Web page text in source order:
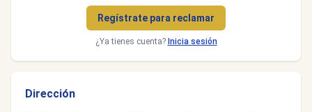
Regístrate para reclamar
¿Ya tienes cuenta? Inicia sesión
Dirección